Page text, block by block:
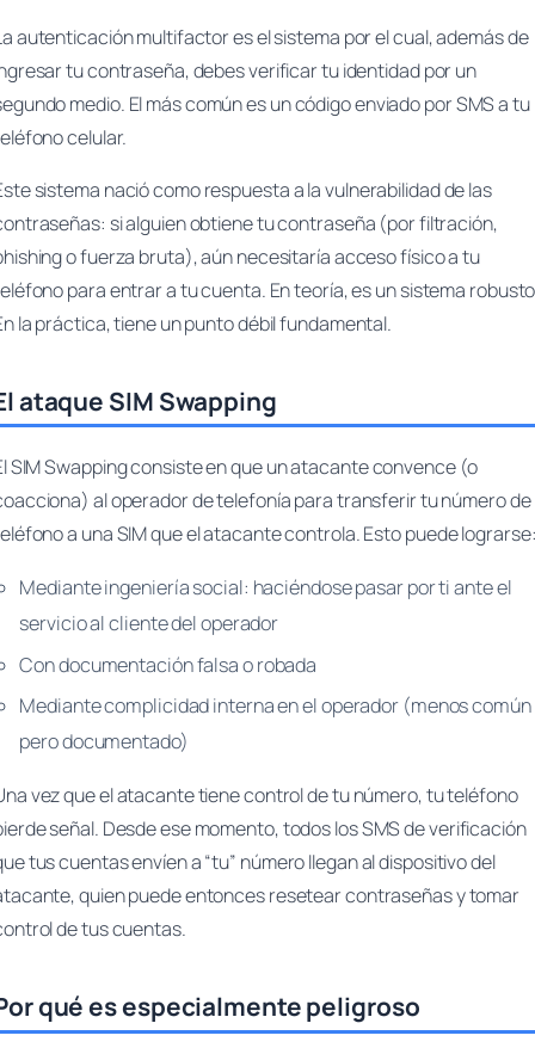
autenticación multifactor es el sistema por el cual, además de
tu contraseña, debes verificar tu identidad por un
medio. El más común es un código enviado por SMS a tu
celular.
sistema nació como respuesta a la vulnerabilidad de las
si alguien obtiene tu contraseña (por filtración,
o fuerza bruta), aún necesitaría acceso físico a tu
para entrar a tu cuenta. En teoría, es un sistema
la práctica, tiene un punto débil fundamental.
ataque SIM Swapping
SIM Swapping consiste en que un atacante convence (o
al operador de telefonía para transferir tu número de
a una SIM que el atacante controla. Esto puede
Mediante ingeniería social: haciéndose pasar por ti ante el
servicio al cliente del operador
Con documentación falsa o robada
Mediante complicidad interna en el operador (menos común
pero documentado)
vez que el atacante tiene control de tu número, tu teléfono
señal. Desde ese momento, todos los SMS de verificación
tus cuentas envíen a “tu” número llegan al dispositivo del
quien puede entonces resetear contraseñas y tomar
de tus cuentas.
qué es especialmente peligroso